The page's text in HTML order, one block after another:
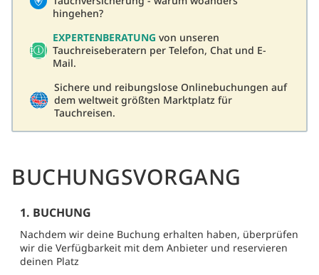
hingehen?
EXPERTENBERATUNG von unseren
Tauchreiseberatern per Telefon, Chat und E-
Mail.
Sichere und reibungslose Onlinebuchungen auf
dem weltweit größten Marktplatz für
Tauchreisen.
BUCHUNGSVORGANG
1. BUCHUNG
Nachdem wir deine Buchung erhalten haben, überprüfen
wir die Verfügbarkeit mit dem Anbieter und reservieren
deinen Platz